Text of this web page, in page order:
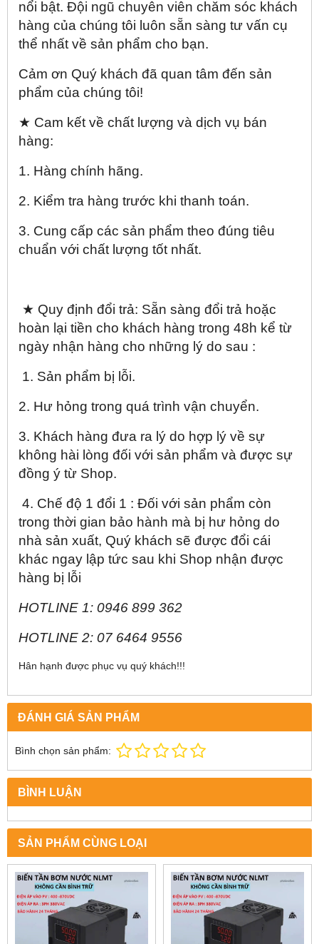
nổi bật. Đội ngũ chuyên viên chăm sóc khách
hàng của chúng tôi luôn sẵn sàng tư vấn cụ
thể nhất về sản phẩm cho bạn.
Cảm ơn Quý khách đã quan tâm đến sản
phẩm của chúng tôi!
★ Cam kết về chất lượng và dịch vụ bán
hàng:
1. Hàng chính hãng.
2. Kiểm tra hàng trước khi thanh toán.
3. Cung cấp các sản phẩm theo đúng tiêu
chuẩn với chất lượng tốt nhất.
★ Quy định đổi trả: Sẵn sàng đổi trả hoặc
hoàn lại tiền cho khách hàng trong 48h kể từ
ngày nhận hàng cho những lý do sau :
1. Sản phẩm bị lỗi.
2. Hư hỏng trong quá trình vận chuyển.
3. Khách hàng đưa ra lý do hợp lý về sự
không hài lòng đối với sản phẩm và được sự
đồng ý từ Shop.
4. Chế độ 1 đổi 1 : Đối với sản phẩm còn
trong thời gian bảo hành mà bị hư hỏng do
nhà sản xuất, Quý khách sẽ được đổi cái
khác ngay lập tức sau khi Shop nhận được
hàng bị lỗi
HOTLINE 1: 0946 899 362
HOTLINE 2: 07 6464 9556
Hân hạnh được phục vụ quý khách!!!
ĐÁNH GIÁ SẢN PHẨM
Bình chọn sản phẩm:
BÌNH LUẬN
SẢN PHẨM CÙNG LOẠI